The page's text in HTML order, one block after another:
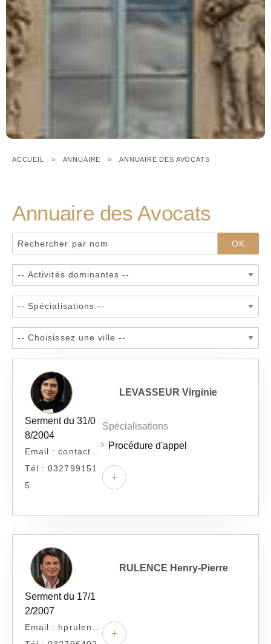
ACCUEIL ANNUAIRE ANNUAIRE DES AVOCATS
Annuaire des Avocats
LEVASSEUR Virginie
Serment du 31/0
8/2004
Tél : 032799151
5
Spécialisations
Procédure d'appel
+
RULENCE Henry-Pierre
Serment du 17/1
2/2007
+